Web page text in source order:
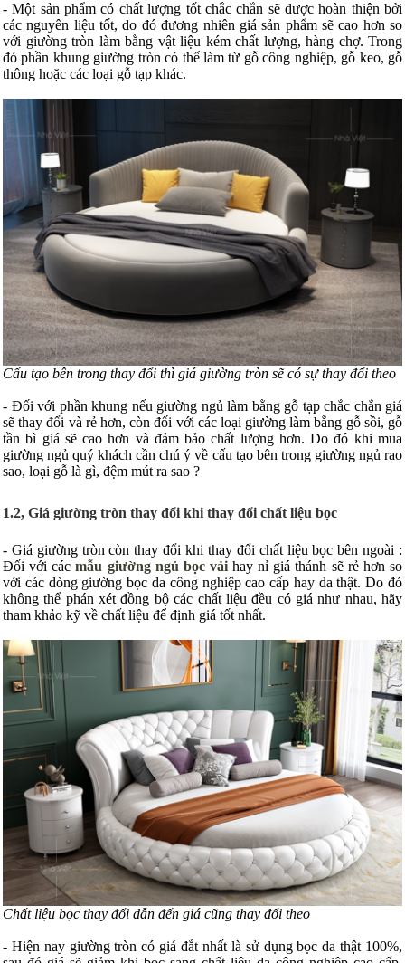
- Một sản phẩm có chất lượng tốt chắc chắn sẽ được hoàn thiện bởi
các nguyên liệu tốt, do đó đương nhiên giá sản phẩm sẽ cao hơn so
với giường tròn làm bằng vật liệu kém chất lượng, hàng chợ. Trong
đó phần khung giường tròn có thể làm từ gỗ công nghiệp, gỗ keo, gỗ
thông hoặc các loại gỗ tạp khác.
Cấu tạo bên trong thay đổi thì giá giường tròn sẽ có sự thay đổi theo
- Đối với phần khung nếu giường ngủ làm bằng gỗ tạp chắc chắn giá
sẽ thay đổi và rẻ hơn, còn đối với các loại giường làm bằng gỗ sồi, gỗ
tần bì giá sẽ cao hơn và đảm bảo chất lượng hơn. Do đó khi mua
giường ngủ quý khách cần chú ý về cấu tạo bên trong giường ngủ rao
sao, loại gỗ là gì, đệm mút ra sao ?
1.2, Giá giường tròn thay đổi khi thay đổi chất liệu bọc
- Giá giường tròn còn thay đổi khi thay đổi chất liệu bọc bên ngoài :
Đối với cácmẫu giường ngủ bọc vảihay nỉ giá thánh sẽ rẻ hơn so
với các dòng giường bọc da công nghiệp cao cấp hay da thật. Do đó
không thể phán xét đồng bộ các chất liệu đều có giá như nhau, hãy
tham khảo kỹ về chất liệu để định giá tốt nhất.
Chất liệu bọc thay đổi dẫn đến giá cũng thay đổi theo
- Hiện nay giường tròn có giá đắt nhất là sử dụng bọc da thật 100%,